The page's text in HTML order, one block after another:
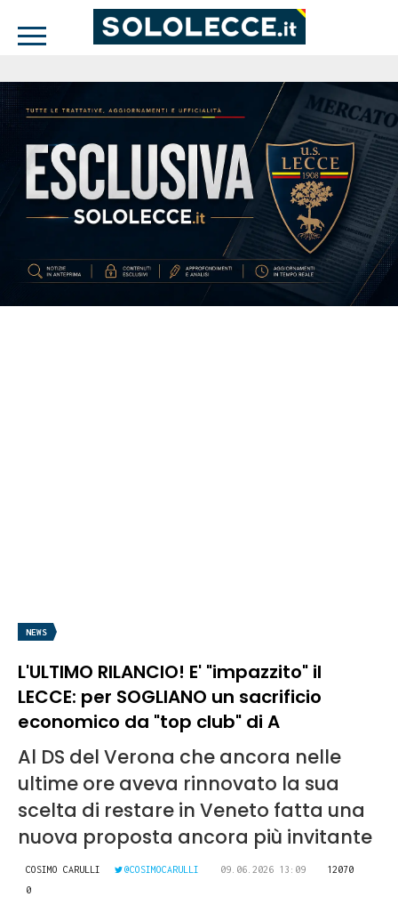
NEWS
L'ULTIMO RILANCIO! E' "impazzito" il
LECCE: per SOGLIANO un sacrificio
economico da "top club" di A
Al DS del Verona che ancora nelle
ultime ore aveva rinnovato la sua
scelta di restare in Veneto fatta una
nuova proposta ancora più invitante
COSIMO CARULLI @COSIMOCARULLI 09.06.2026 13:09
12070
0